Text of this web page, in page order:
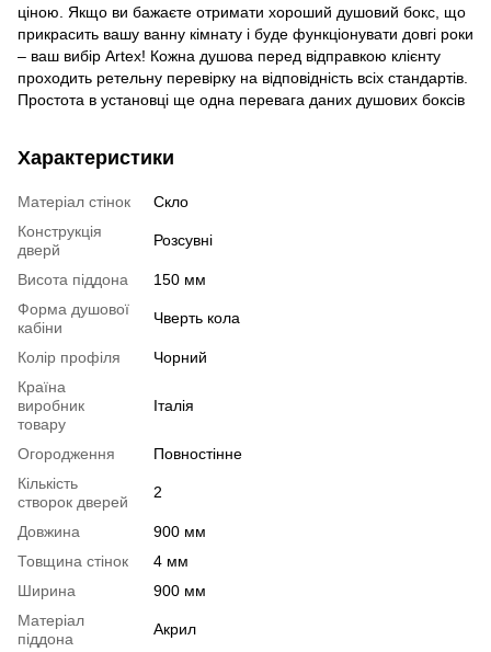
ціною. Якщо ви бажаєте отримати хороший душовий бокс, що
прикрасить вашу ванну кімнату і буде функціонувати довгі роки
– ваш вибір Artex! Кожна душова перед відправкою клієнту
проходить ретельну перевірку на відповідність всіх стандартів.
Простота в установці ще одна перевага даних душових боксів
Характеристики
Матеріал стінок
Скло
Конструкція
дверй
Розсувні
Висота піддона
150 мм
Форма душової
кабіни
Чверть кола
Колір профіля
Чорний
Країна
виробник
товару
Італія
Огородження
Повностінне
Кількість
створок дверей
2
Довжина
900 мм
Товщина стінок
4 мм
Ширина
900 мм
Матеріал
піддона
Акрил